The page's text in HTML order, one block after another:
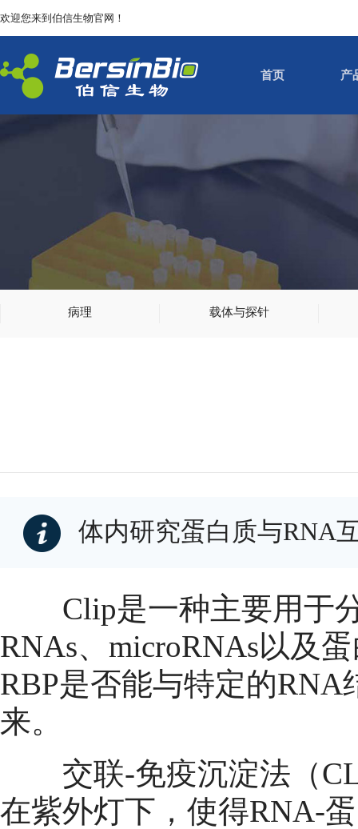
欢迎您来到伯信生物官网！
首页 产
病理 载体与探针
体内研究蛋白质与RNA
Clip是一种主要用于
RNAs、 microRNAs以及
RBP是否能与特定的RNA
来。
交联-免疫沉淀法（
在紫外灯下，使得RNA-